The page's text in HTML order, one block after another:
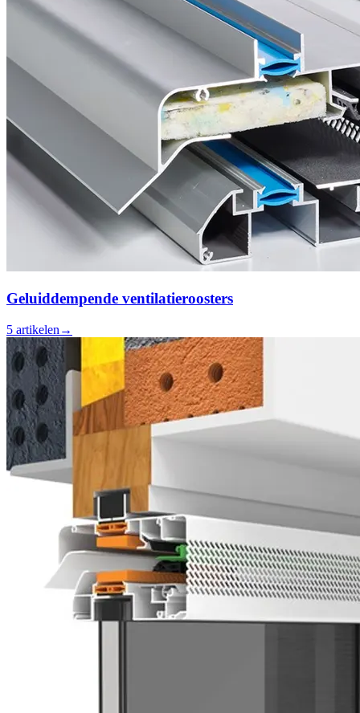
Geluiddempende ventilatieroosters
5 artikelen →